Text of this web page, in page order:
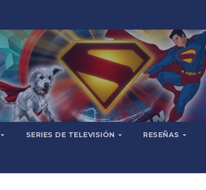
SERIES DE TELEVISIÓN RESEÑAS